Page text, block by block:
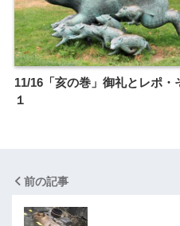
11/16「亥の巻」御礼とレポ・
１
前の記事